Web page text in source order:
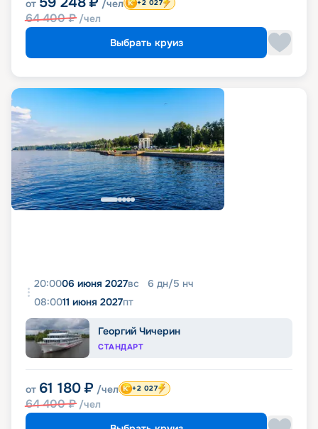
от /чел
64 400₽ /чел
+2 027
Выбрать круиз
20:0006 июня 2027вс 6 дн/5 нч
08:0011 июня 2027пт
Георгий Чичерин
СТАНДАРТ
от 61 180 ₽ /чел
64 400₽ /чел
+2 027